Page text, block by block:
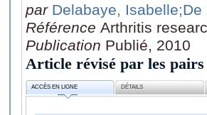
par Delabaye, Isabelle;De
Référence Arthritis
Publication Publié, 2010
Article révisé par les pairs
ACCÈS EN LIGNE DÉTAILS